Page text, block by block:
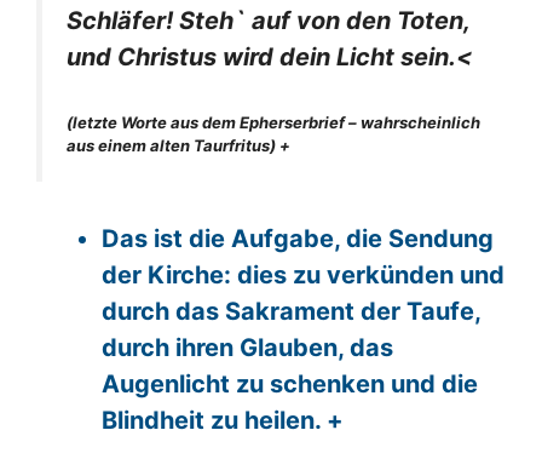
Schläfer! Steh` auf von den Toten,
und Christus wird dein Licht sein.<
(letzte Worte aus dem Epherserbrief – wahrscheinlich
aus einem alten Taurfritus) +
Das ist die Aufgabe, die Sendung
der Kirche: dies zu verkünden und
durch das Sakrament der Taufe,
durch ihren Glauben, das
Augenlicht zu schenken und die
Blindheit zu heilen. +